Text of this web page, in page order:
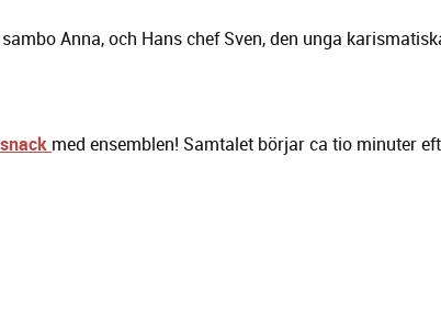
Anna, och Hans chef Sven, den unga
med ensemblen! Samtalet börjar ca tio minuter